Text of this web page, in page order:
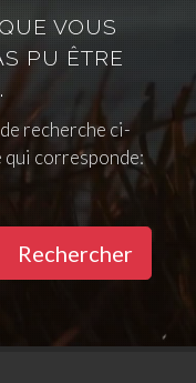
VOUS
PU ÊTRE
recherche ci-
qui corresponde:
Rechercher